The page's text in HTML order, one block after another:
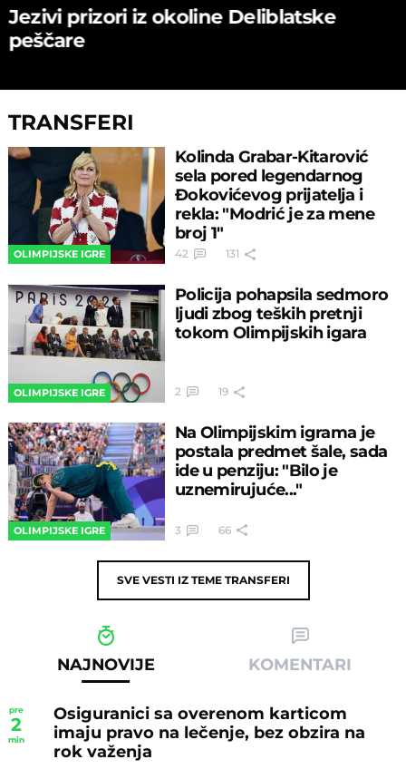
Jezivi prizori iz okoline Deliblatske
peščare
TRANSFERI
OLIMPIJSKE IGRE
Kolinda Grabar-Kitarović
sela pored legendarnog
Đokovićevog prijatelja i
rekla: "Modrić je za mene
broj 1"
42 131
OLIMPIJSKE IGRE
Policija pohapsila sedmoro
ljudi zbog teških pretnji
tokom Olimpijskih igara
2 19
OLIMPIJSKE IGRE
Na Olimpijskim igrama je
postala predmet šale, sada
ide u penziju: "Bilo je
uznemirujuće..."
3 66
SVE VESTI IZ TEME TRANSFERI
NAJNOVIJE KOMENTARI
pre
2
min
Osiguranici sa overenom karticom
imaju pravo na lečenje, bez obzira na
rok važenja